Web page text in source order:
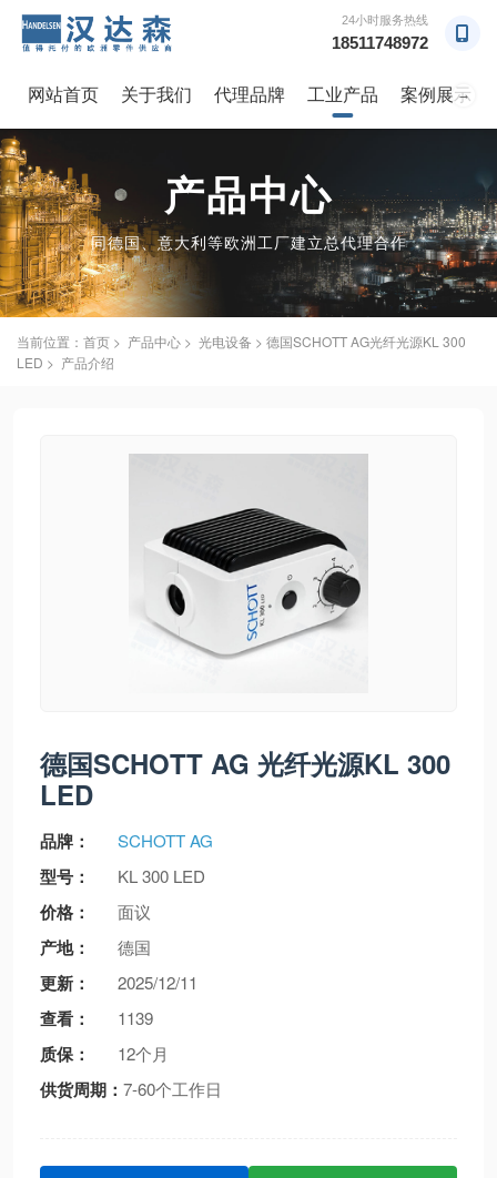
24小时服务热线
18511748972
→
网站首页 关于我们 代理品牌 工业产品 案例展示
产品中心
同德国、意大利等欧洲工厂建立总代理合作
当前位置： 首页 > 产品中心 > 光电设备 > 德国SCHOTT AG光纤光源KL 300
LED > 产品介绍
德国SCHOTT AG 光纤光源KL 300
LED
品牌： SCHOTT AG
型号： KL 300 LED
价格： 面议
产地： 德国
更新： 2025/12/11
查看： 1139
质保： 12个月
供货周期： 7-60个工作日